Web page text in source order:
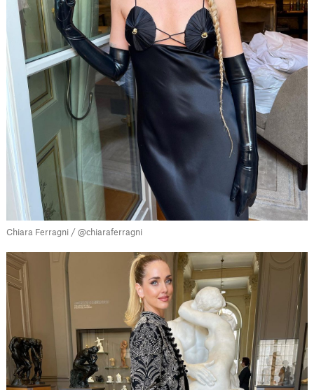
Chiara Ferragni / @chiaraferragni